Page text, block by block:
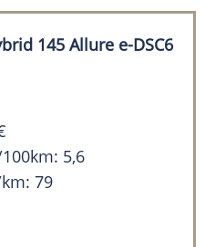
145 Allure e-DSC6
5,6
79